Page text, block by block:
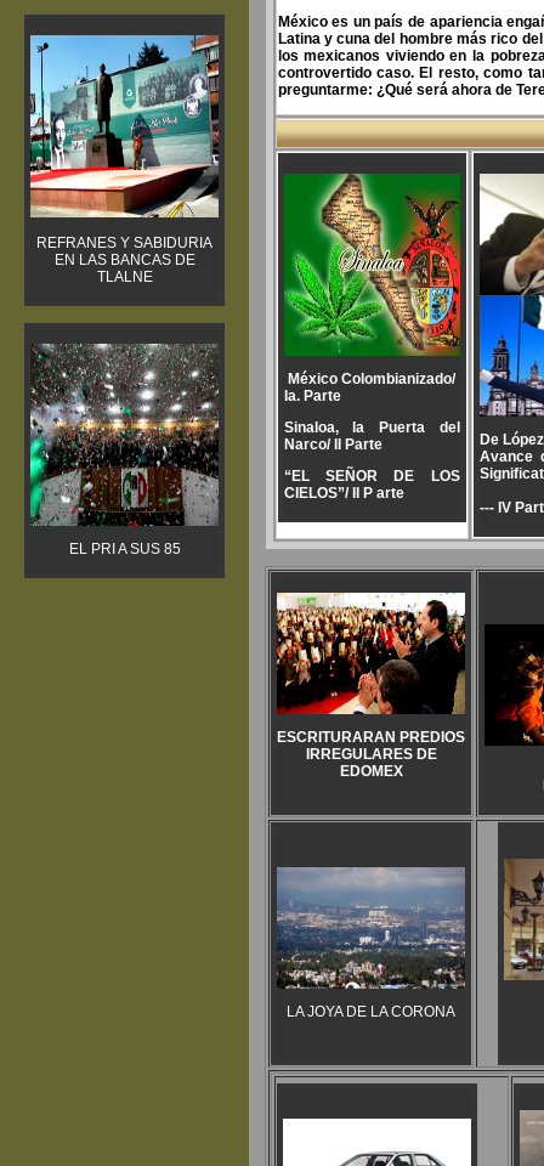
REFRANES Y SABIDURIA
EN LAS BANCAS DE
TLALNE
EL PRI A SUS 85
México es un país de apariencia
Latina y cuna del hombre más rico
los mexicanos viviendo en la
controvertido caso. El resto, como
preguntarme: ¿Qué será ahora de
México Colombianizado/
Ia. Parte
Sinaloa, la Puerta del
Narco/
II Parte
“EL SEÑOR DE LOS
CIELOS”/
II P arte
De
Avance
--- IV
ESCRITURARAN PREDIOS
IRREGULARES DE
EDOMEX
LA JOYA DE LA CORONA